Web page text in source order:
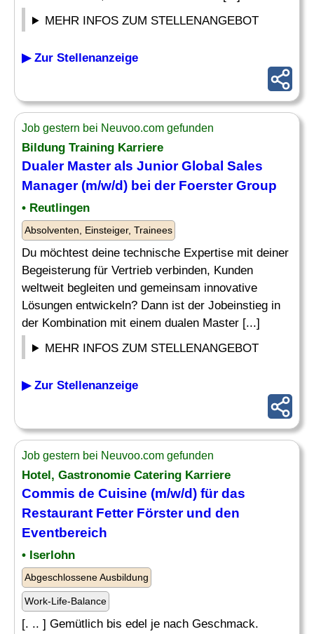
MEHR INFOS ZUM STELLENANGEBOT
▶ Zur Stellenanzeige
Job gestern bei Neuvoo.com gefunden
Bildung Training Karriere
Dualer Master als Junior Global Sales
Manager (m/w/d) bei der Foerster Group
• Reutlingen
Absolventen, Einsteiger, Trainees
Du möchtest deine technische Expertise mit deiner
Begeisterung für Vertrieb verbinden, Kunden
weltweit begleiten und gemeinsam innovative
Lösungen entwickeln? Dann ist der Jobeinstieg in
der Kombination mit einem dualen Master [...]
MEHR INFOS ZUM STELLENANGEBOT
▶ Zur Stellenanzeige
Job gestern bei Neuvoo.com gefunden
Hotel, Gastronomie Catering Karriere
Commis de Cuisine (m/w/d) für das
Restaurant Fetter Försterund den
Eventbereich
• Iserlohn
Abgeschlossene Ausbildung
Work-Life-Balance
[. .. ] Gemütlich bis edel je nach Geschmack.